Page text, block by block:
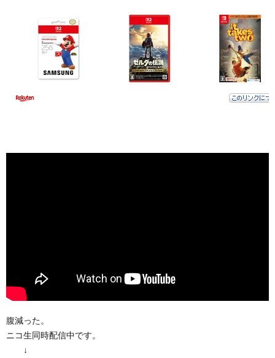
腹減った。
ニコ生同時配信中です。
↓